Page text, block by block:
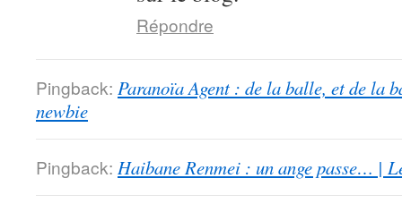
Répondre
Pingback: Paranoïa Agent : de la balle, et de la
newbie
Pingback: Haibane Renmei : un ange passe… |